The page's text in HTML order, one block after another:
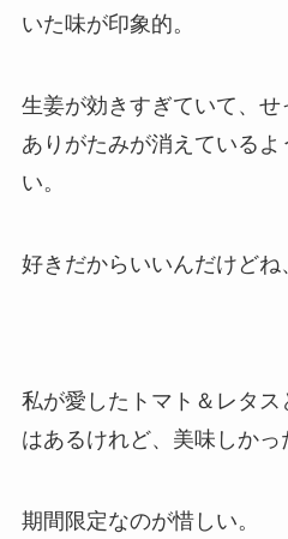
いた味が印象的。
生姜が効きすぎていて、
ありがたみが消えている
い。
好きだからいいんだけどね
私が愛したトマト＆レタ
はあるけれど、美味しかっ
期間限定なのが惜しい。